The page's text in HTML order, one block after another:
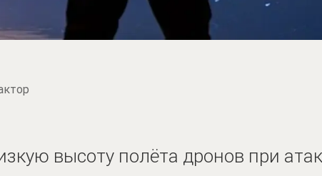
высоту полёта дронов при